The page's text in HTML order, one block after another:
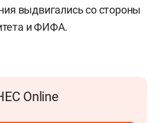
выдвигались со стороны
и ФИФА.
Online